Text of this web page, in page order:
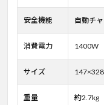
安全機能 自動チ
消費電力 1400W
サイズ
重量 約2.7kg